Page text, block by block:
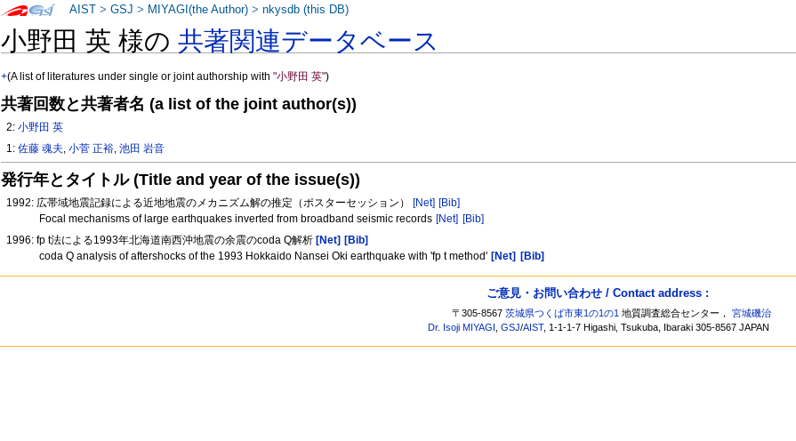
小野田 英 様の共著関連データベース
+(A list of literatures under single or joint authorship with"小野田 英")
共著回数と共著者名 (a list of the joint author(s))
2:小野田 英
1:佐藤 魂夫,小菅 正裕,池田 岩音
発行年とタイトル (Title and year of the issue(s))
1992: 広帯域地震記録による近地地震のメカニズム解の推定（ポスターセッション） [Net] [Bib]
Focal mechanisms of large earthquakes inverted from broadband seismic records [Net] [Bib]
1996: fp t法による1993年北海道南西沖地震の余震のcoda Q解析 [Net] [Bib]
coda Q analysis of aftershocks of the 1993 Hokkaido Nansei Oki earthquake with 'fp t method' [Net] [Bib]
AIST >GSJ > MIYAGI(the Author) >nkysdb (this DB)
ご意見・お問い合わせ / Contact address :
〒305-8567茨城県つくば市東1の1の1 地質調査総合センター，宮城磯治
Dr. Isoji MIYAGI ,GSJ/AIST, 1-1-1-7 Higashi, Tsukuba, Ibaraki 305-8567 JAPAN